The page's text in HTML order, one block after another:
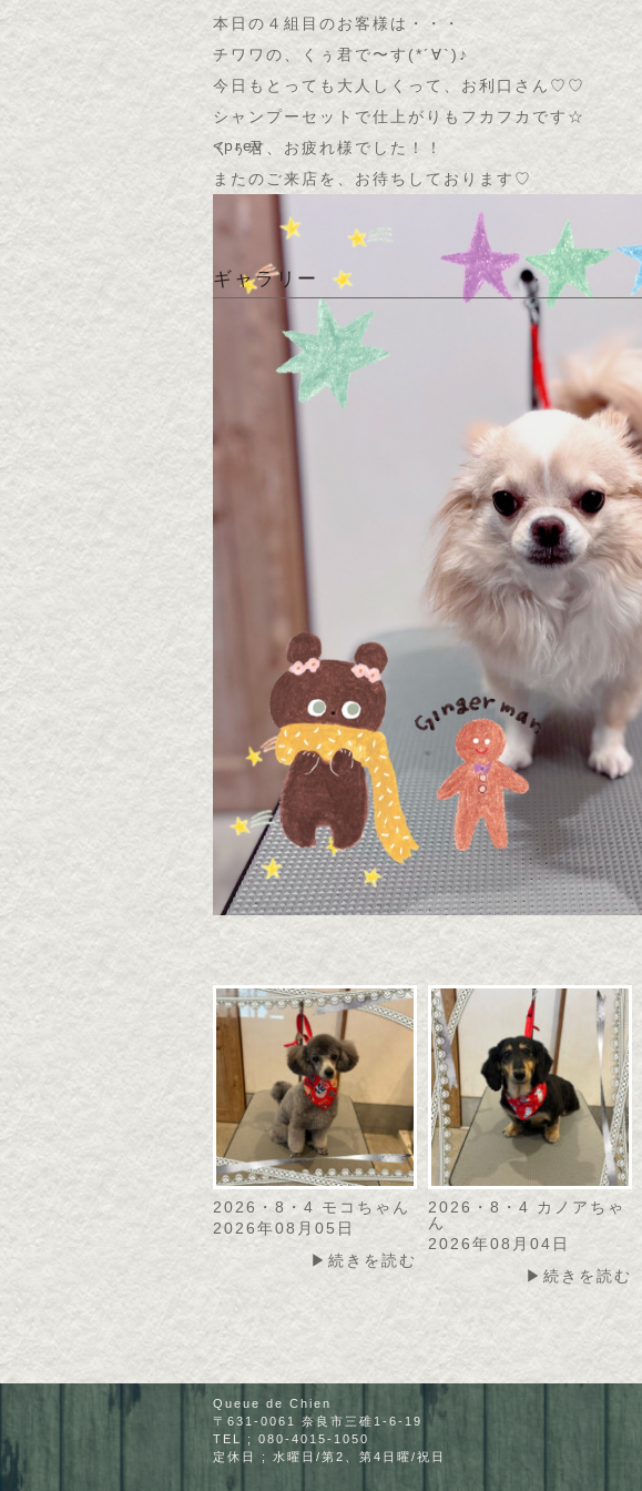
本日の４組目のお客様は・・・
チワワの、くぅ君で〜す(*´∀`)♪
今日もとっても大人しくって、お利口さん♡♡
シャンプーセットで仕上がりもフカフカです☆
くぅ君、お疲れ様でした！！
またのご来店を、お待ちしております♡
<prev
ギャラリー
2026・8・7 アメリちゃ
ん
2026年08月07日
▶続きを読む
2026・8・4 モコちゃん
2026年08月05日
▶続きを読む
2026・8・4 カノアちゃ
ん
2026年08月04日
▶続きを読む
Queue de Chien
〒631-0061 奈良市三碓1-6-19
TEL ; 080-4015-1050
定休日 ; 水曜日/第2、第4日曜/祝日